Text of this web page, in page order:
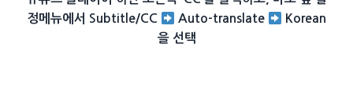
정메뉴에서 Subtitle/CC
Auto-translate
Korean
을 선택